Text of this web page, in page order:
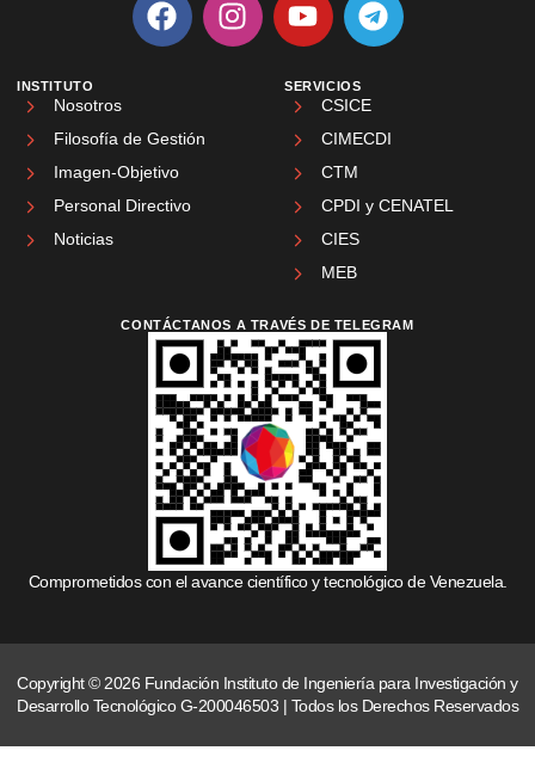
INSTITUTO
Nosotros
Filosofía de Gestión
Imagen-Objetivo
Personal Directivo
Noticias
SERVICIOS
CSICE
CIMECDI
CTM
CPDI y CENATEL
CIES
MEB
CONTÁCTANOS A TRAVÉS DE TELEGRAM
Comprometidos con el avance científico y tecnológico de Venezuela.
Copyright © 2026 Fundación Instituto de Ingeniería para Investigación y
Desarrollo Tecnológico G-200046503 | Todos los Derechos Reservados